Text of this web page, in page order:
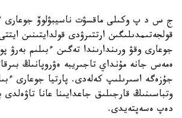
ج س د پ وكىلى ماقسۋت ناسيبۋلوۆ جوعارى
قولجەتىمدىلىگىن ارتتىرۋدى قولدايتىنىن
جوعارى وقۋ ورىندارىندا تەگىن ءبىلىم بەرۋ
ەمەس جانە مۇنداي تاجىريبە ەۋروپانىڭ
جۇزەگە اسىرىلىپ كەلەدى. پارتيا جوعارى
وتباسىنىڭ قارجىلىق جاعدايىنا عانا
دەپ ەسەپتەيدى.